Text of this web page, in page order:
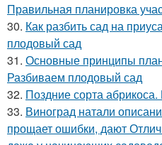
Правильная планировка
30. Как разбить сад на
плодовый сад
31. Основные принципы
Разбиваем плодовый сад
32. Поздние сорта
33. Виноград натали
прощает ошибки, дают